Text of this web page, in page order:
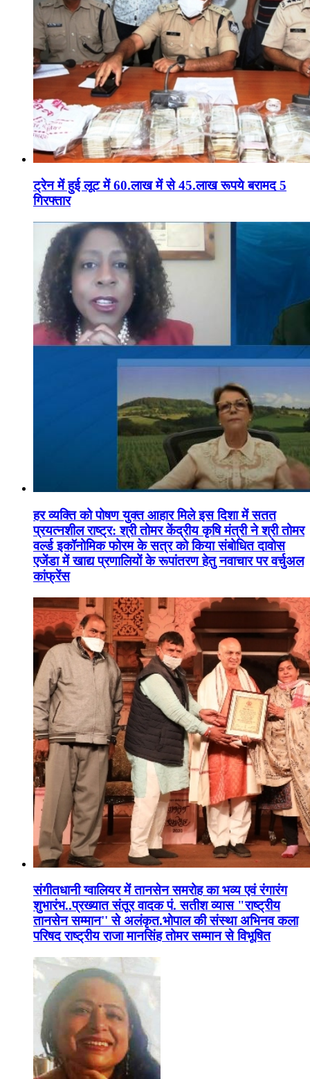
ट्रेन में हुई लूट में 60.लाख में से 45.लाख रूपये बरामद 5
गिरफ्तार
हर व्यक्ति को पोषण युक्त आहार मिले इस दिशा में सतत
प्रयत्नशील राष्ट्र: श्री तोमर केंद्रीय कृषि मंत्री ने श्री तोमर
वर्ल्ड इकॉनोमिक फोरम के सत्र को किया संबोधित दावोस
एजेंडा में खाद्य प्रणालियों के रूपांतरण हेतु नवाचार पर वर्चुअल
कांफ्रेंस
संगीतधानी ग्वालियर में तानसेन समरोह का भव्य एवं रंगारंग
शुभारंभ..प्रख्यात संतूर वादक पं. सतीश व्यास "राष्ट्रीय
तानसेन सम्मान'' से अलंकृत.भोपाल की संस्था अभिनव कला
परिषद राष्ट्रीय राजा मानसिंह तोमर सम्मान से विभूषित